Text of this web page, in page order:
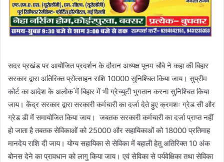
सदर प्रखंड पर आयोजित प्रदर्शन के दौरान अध्यक्ष पूनम चौबे ने कहा की बिहार
सरकार द्वारा अतिरिक्त प्रोत्साहन राशि 10000 सुनिश्चित किया जाय। सुप्रीम
कोर्ट का आदेश के अलोक ंमें बिहार में भी ग्रेच्युटी भुगतान करना सुनिश्चित किया
जाय। केंद्र सरकार द्वारा सरकारी कर्मचारी का दर्जा देते हुए क्रमशः ग्रेड सी और
ग्रेड डी में समायोजित किया जाय। जबतक सरकारी कर्मचारी का दर्जा प्राप्त नहीं
हो जाता है तबतक सेविकाओं को 25000 और सहायिकाओं को 18000 प्रतिमाह
मानदेय राशि दी जाय। योग्य सहायिका से सेविका में बहाली हेतु अतिरिक्त 10 अंक
बोनस देने का प्रावधान को लागु किया जाय। एवं सेविका से पर्यवेक्षिका तथा सेविका